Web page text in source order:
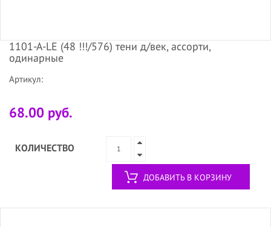
1101-А-LE (48 !!!/576) тени д/век, ассорти,
одинарные
Артикул:
68.00 руб.
КОЛИЧЕСТВО
ДОБАВИТЬ В КОРЗИНУ